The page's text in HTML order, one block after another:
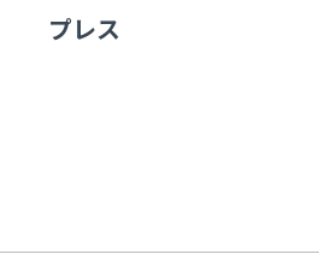
プレス